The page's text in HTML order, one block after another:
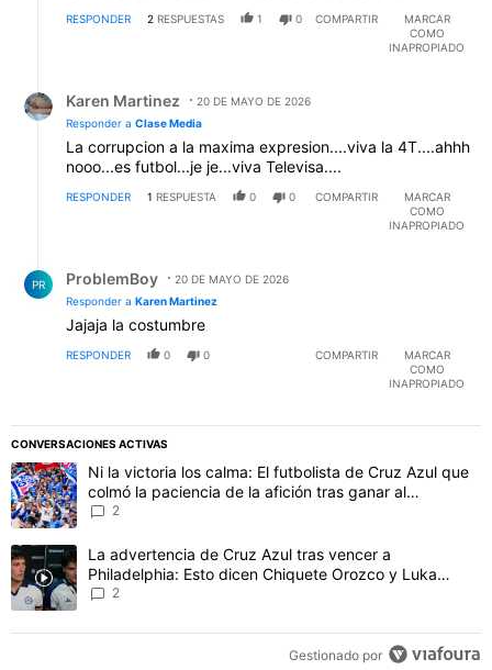
RESPONDER 2 RESPUESTAS 1 0 COMPARTIR
MARCAR
COMO
INAPROPIADO
Karen Martinez
20 DE MAYO DE 2026
Responder a Clase Media
La corrupcion a la maxima expresion....viva la 4T....ahhh
nooo...es futbol...je je...viva Televisa....
RESPONDER 1 RESPUESTA 0 0 COMPARTIR
MARCAR
COMO
INAPROPIADO
PR ProblemBoy
20 DE MAYO DE 2026
Responder a Karen Martinez
Jajaja la costumbre
RESPONDER 0 0 COMPARTIR
MARCAR
COMO
INAPROPIADO
CONVERSACIONES ACTIVAS
Este listado muestra los artículos con más comentarios en los
Un artículo de tendencia con el título "Ni la victoria los calma: El
Ni la victoria los calma: El futbolista de Cruz Azul que
colmó la paciencia de la afición tras ganar al
Philadelphia
2
Un artículo de tendencia con el título "La advertencia de Cruz
La advertencia de Cruz Azul tras vencer a
Philadelphia: Esto dicen Chiquete Orozco y Luka
Romero
2
Gestionado por